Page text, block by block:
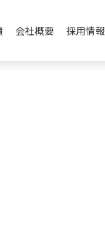
会社概要 採用情報